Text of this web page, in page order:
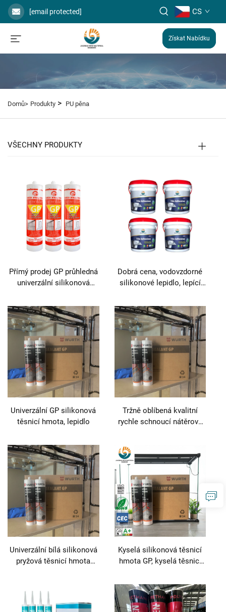
[email protected] CS
Získat Nabídku
Domů> Produkty > PU pěna
VŠECHNY PRODUKTY
Přímý prodej GP průhledná
univerzální silikonová
kyselé lepidlo pro
stavebnictví, truhlářství a
balení
Dobrá cena, vodovzdorné
silikonové lepidlo, lepící
skládačky, nábytek, dveře,
podlahy pro truhlářské a
stavební balení
Univerzální GP silikonová
těsnicí hmota, lepidlo
Tržně oblíbená kvalitní
rychle schnoucí nátěrová
silikonem
Univerzální bílá silikonová
pryžová těsnicí hmota
Kyselá silikonová těsnicí
hmota GP, kyselá těsnicí
silikonová kyselá těsnicí
hmota